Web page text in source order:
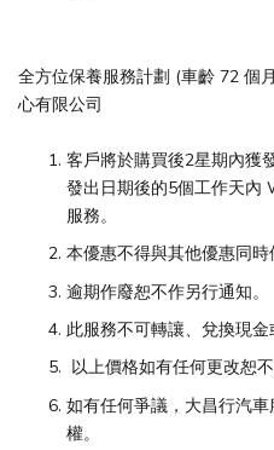
全方位保養服務計劃 (車齡 72 個
心有限公司
客戶將於購買後2星期內獲
發出日期後的5個工作天內
服務。
本優惠不得與其他優惠同時
逾期作廢恕不作另行通知。
此服務不可轉讓、兌換現金
以上價格如有任何更改恕不
如有任何爭議，大昌行汽
權。